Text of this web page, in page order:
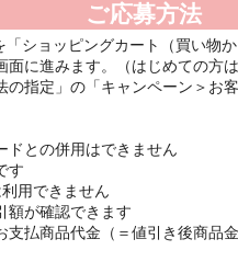
ご応募方法
ショッピングカート（買い物
面に進みます。（はじめての方
指定」の「キャンペーン＞お
との併用はできません
す
用できません
額が確認できます
払商品代金（＝値引き後商品